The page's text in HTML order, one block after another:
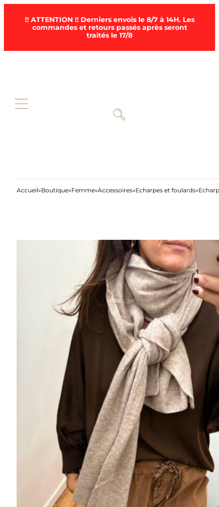
!! ATTENTION !! Derniers envois le 8/7 à 14H. Les
commandes et retours passés après seront
traités le 17/8
Accueil Boutique Femme Accessoires Echarpes et foulards